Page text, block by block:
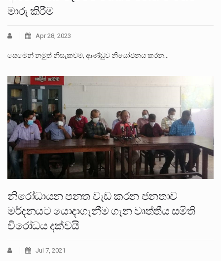
මාරු කිරීම
Apr 28, 2023
සෙමෙන් නමුත් නිසැකවම, ආණ්ඩුව නියෝජනය කරන…
නිරෝධායන පනත වැඩ කරන ජනතාව
මර්දනයට යොදාගැනීම ගැන වෘත්තීය සමිති
විරෝධය දක්වයි
Jul 7, 2021